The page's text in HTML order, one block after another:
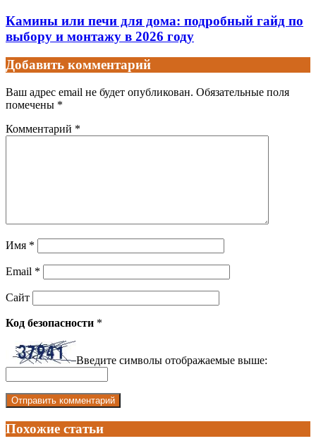
Камины или печи для дома: подробный гайд по
выбору и монтажу в 2026 году
Добавить комментарий
Ваш адрес email не будет опубликован. Обязательные поля
помечены *
Комментарий *
Имя *
Email *
Сайт
Код безопасности *
Введите символы отображаемые выше:
Похожие статьи